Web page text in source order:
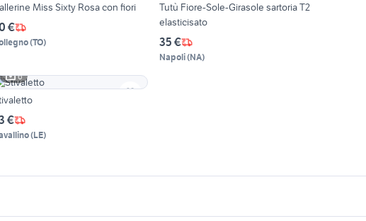
Miss Sixty Rosa con fiori
€
(TO)
Tutù Fiore-Sole-Girasole sartoria T2
elasticisato
35 €
Napoli(NA)
6
€
(LE)